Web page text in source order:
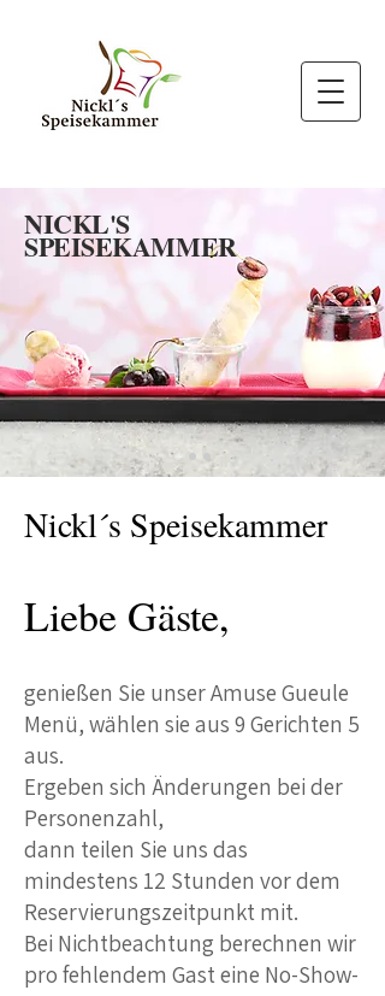
NICKL'S
SPEISEKAMMER
Nickl´s Speisekammer
Liebe Gäste,
genießen Sie unser Amuse Gueule
Menü, wählen sie aus 9 Gerichten 5
aus.
Ergeben sich Änderungen bei der
Personenzahl,
dann teilen Sie uns das
mindestens 12 Stunden vor dem
Reservierungszeitpunkt mit.
Bei Nichtbeachtung berechnen wir
pro fehlendem Gast eine No-Show-